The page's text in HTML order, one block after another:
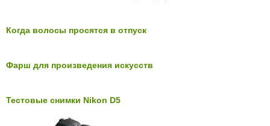
Когда волосы просятся в отпуск
Фарш для произведения искусств
Тестовые снимки Nikon D5